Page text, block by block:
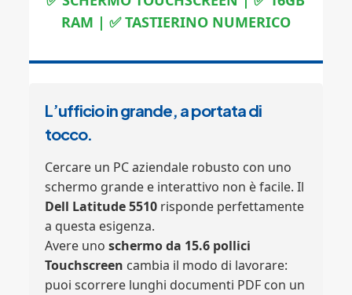
RAM | ✅ TASTIERINO NUMERICO
L’ufficio in grande, a portata di
tocco.
Cercare un PC aziendale robusto con uno
schermo grande e interattivo non è facile. Il
Dell Latitude 5510risponde perfettamente
a questa esigenza.
Avere uno schermo da 15.6 pollici
Touchscreen cambia il modo di lavorare:
puoi scorrere lunghi documenti PDF con un